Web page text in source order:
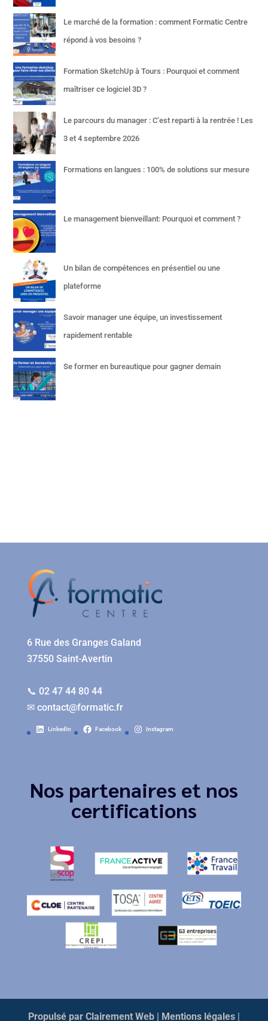
Le marché de la formation : comment Formatic Centre
répond à vos besoins ?
Formation SketchUp à Tours : Pourquoi et comment
maîtriser ce logiciel 3D ?
Le parcours du manager : C’est reparti à la rentrée ! Les
3 et 4 septembre 2026
Formations en langues : 100% de solutions sur mesure
Le management bienveillant: Pourquoi et comment ?
Un bilan de compétences en présentiel ou une
plateforme
Savoir manager une équipe, un investissement
rapidement rentable
Se former en bureautique pour gagner demain
6 Rue des Granges Galand
37550 Saint-Avertin
📞 02 47 44 80 44
✉ contact@formatic.fr
LinkedIn Facebook Instagram
Nos partenaires et nos
certifications
Propulsé par Clairement Web | Mentions légales|